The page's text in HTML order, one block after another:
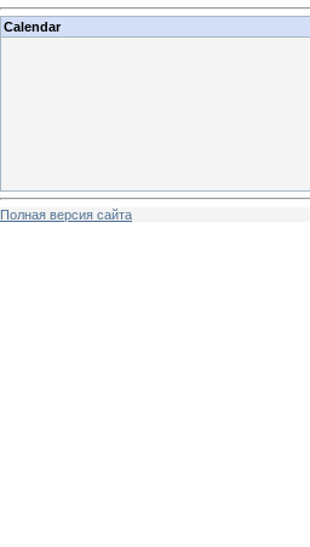
Calendar
Полная версия сайта